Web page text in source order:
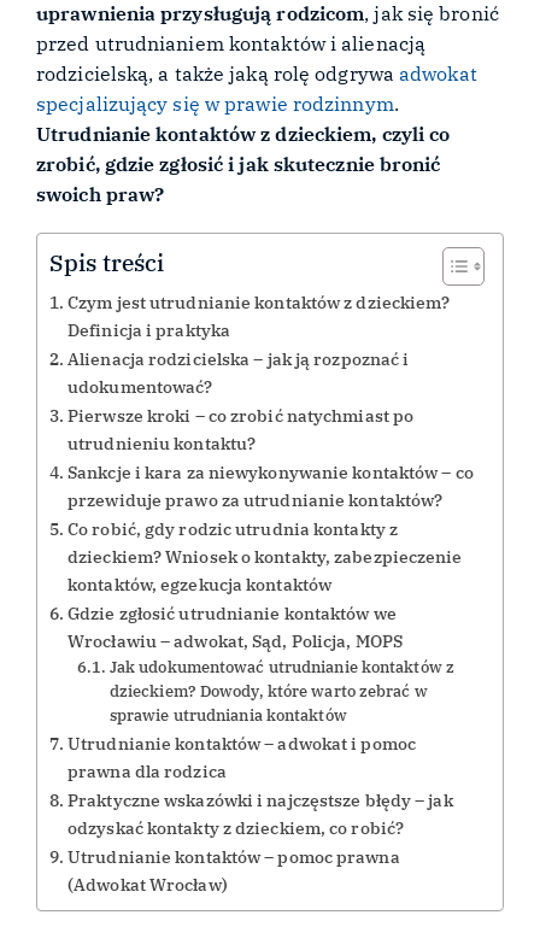
uprawnienia przysługują rodzicom, jak się bronić
przed utrudnianiem kontaktów i alienacją
rodzicielską, a także jaką rolę odgrywa adwokat
specjalizujący się w prawie rodzinnym.
Utrudnianie kontaktów z dzieckiem, czyli co
zrobić, gdzie zgłosić i jak skutecznie bronić
swoich praw?
Spis treści
Czym jest utrudnianie kontaktów z dzieckiem?
Definicja i praktyka
Alienacja rodzicielska – jak ją rozpoznać i
udokumentować?
Pierwsze kroki – co zrobić natychmiast po
utrudnieniu kontaktu?
Sankcje i kara za niewykonywanie kontaktów – co
przewiduje prawo za utrudnianie kontaktów?
Co robić, gdy rodzic utrudnia kontakty z
dzieckiem? Wniosek o kontakty, zabezpieczenie
kontaktów, egzekucja kontaktów
Gdzie zgłosić utrudnianie kontaktów we
Wrocławiu – adwokat, Sąd, Policja, MOPS
Jak udokumentować utrudnianie kontaktów z
dzieckiem? Dowody, które warto zebrać w
sprawie utrudniania kontaktów
Utrudnianie kontaktów – adwokat i pomoc
prawna dla rodzica
Praktyczne wskazówki i najczęstsze błędy – jak
odzyskać kontakty z dzieckiem, co robić?
Utrudnianie kontaktów – pomoc prawna
(Adwokat Wrocław)